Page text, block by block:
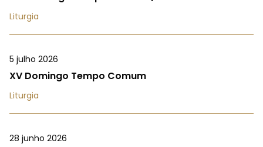
Liturgia
5 julho 2026
XV Domingo Tempo Comum
Liturgia
28 junho 2026